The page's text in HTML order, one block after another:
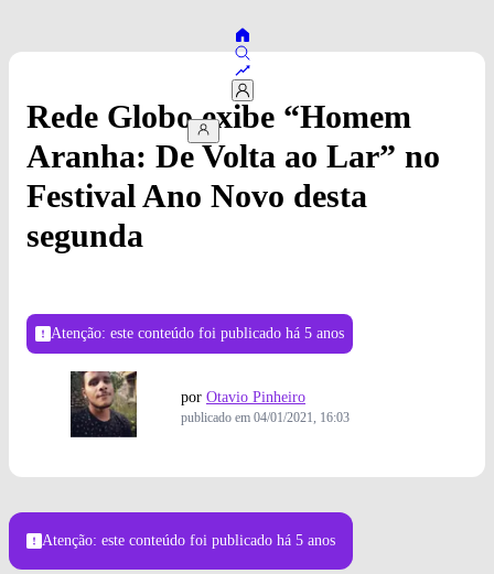
Rede Globo exibe “Homem
Aranha: De Volta ao Lar” no
Festival Ano Novo desta
segunda
Atenção: este conteúdo foi publicado há 5 anos
por Otavio Pinheiro
publicado em 04/01/2021, 16:03
Atenção: este conteúdo foi publicado há 5 anos